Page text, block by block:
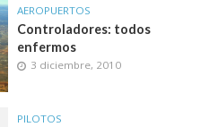
AEROPUERTOS
Controladores: todos
enfermos
3 diciembre, 2010
PILOTOS